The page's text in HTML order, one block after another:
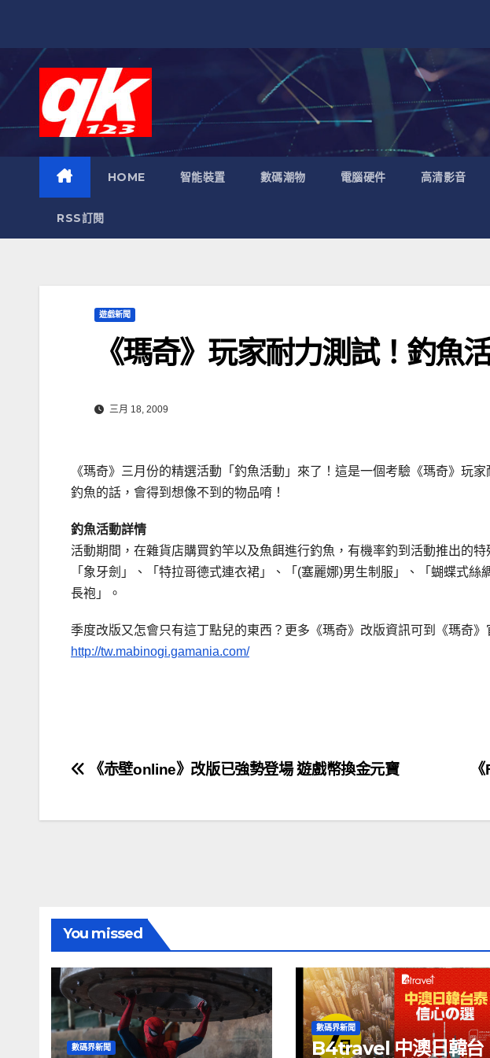
HOME 智能裝置 數碼潮物 電腦硬件 高清影音
RSS訂閱
遊戲新聞
《瑪奇》玩家耐力測試！釣魚
三月 18, 2009
《瑪奇》三月份的精選活動「釣魚活動」來了！這是一個考驗《瑪奇》玩
釣魚的話，會得到想像不到的物品唷！
釣魚活動詳情
活動期間，在雜貨店購買釣竿以及魚餌進行釣魚，有機率釣到活動推出的
「象牙劍」、「特拉哥德式連衣裙」、「(塞麗娜)男生制服」、「蝴蝶式
長袍」。
季度改版又怎會只有這丁點兒的東西？更多《瑪奇》改版資訊可到《瑪奇》
http://tw.mabinogi.gamania.com/
文 《赤壁online》改版已強勢登場 遊戲幣換金元寶
You missed
數碼界新聞
數碼界新聞
B4travel 中澳日韓台